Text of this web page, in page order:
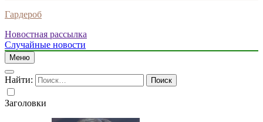
Гардероб
Новостная рассылка
Случайные новости
Меню
Найти:
Заголовки